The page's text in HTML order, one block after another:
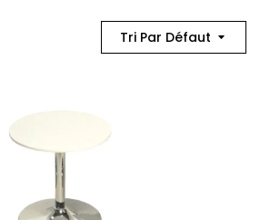
Tri Par Défaut